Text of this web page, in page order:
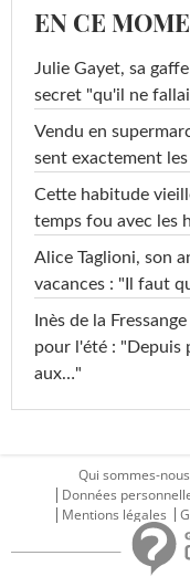
EN CE
Julie Gayet, sa
secret "qu'il ne
Vendu en
sent exactement
Cette habitude
temps fou avec les
Alice Taglioni, son
vacances : "Il faut
Inès de la
pour l'été : "Depuis
aux…"
Qui sommes-
Données
Mentions légales